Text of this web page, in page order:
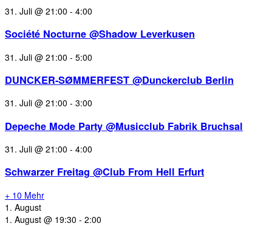
31. Juli @ 21:00 - 4:00
Société Nocturne @Shadow Leverkusen
31. Juli @ 21:00 - 5:00
DUNCKER-SØMMERFEST @Dunckerclub Berlin
31. Juli @ 21:00 - 3:00
Depeche Mode Party @Musicclub Fabrik Bruchsal
31. Juli @ 21:00 - 4:00
Schwarzer Freitag @Club From Hell Erfurt
+ 10 Mehr
1. August
1. August @ 19:30 - 2:00